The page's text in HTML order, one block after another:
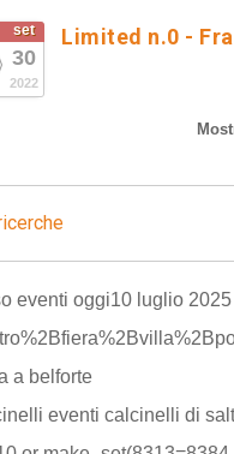
set
30
2022
Limited n.0 -
eventi oggi10 luglio 2025
a belforte
eventi calcinelli di